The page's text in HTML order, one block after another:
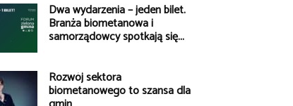
Dwa wydarzenia – jeden bilet.
Branża biometanowa i
samorządowcy spotkają się...
Rozwój sektora
biometanowego to szansa dla